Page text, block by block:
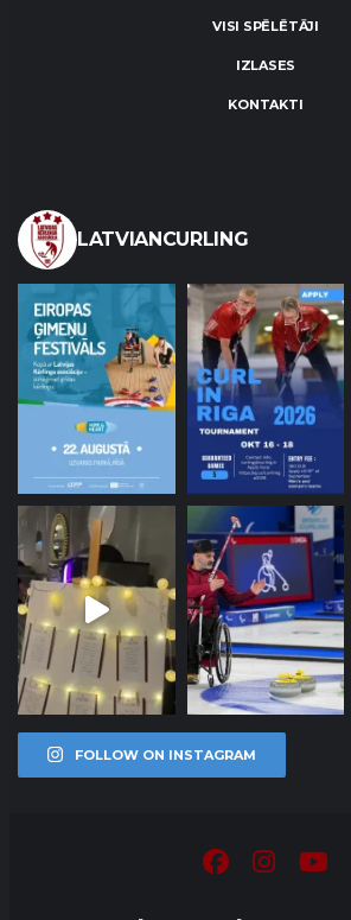
VISI SPĒLĒTĀJI
IZLASES
KONTAKTI
LATVIANCURLING
FOLLOW ON INSTAGRAM